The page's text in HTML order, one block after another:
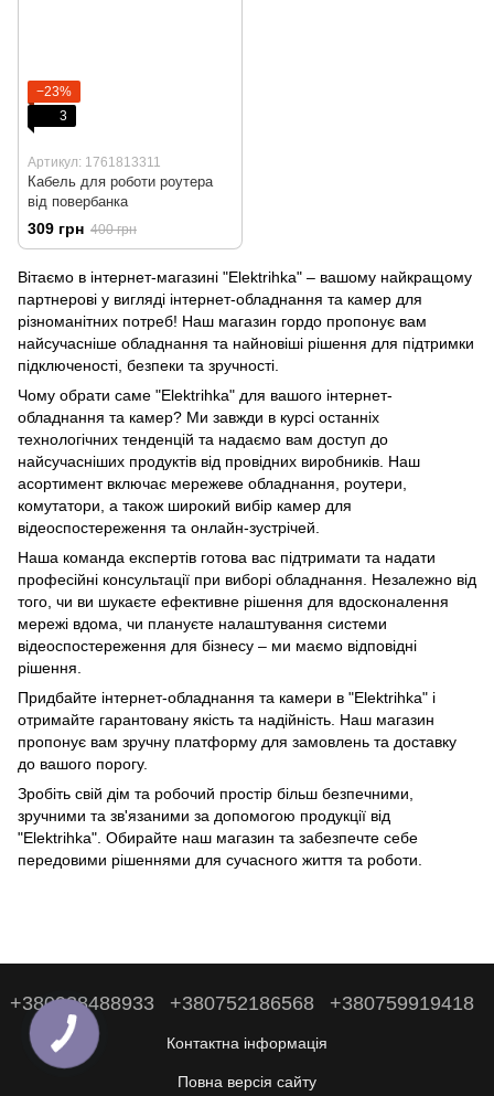
−23%
3
Артикул: 1761813311
Кабель для роботи роутера
від повербанка
309 грн 400 грн
Вітаємо в інтернет-магазині "Elektrihka" – вашому найкращому
партнерові у вигляді інтернет-обладнання та камер для
різноманітних потреб! Наш магазин гордо пропонує вам
найсучасніше обладнання та найновіші рішення для підтримки
підключеності, безпеки та зручності.
Чому обрати саме "Elektrihka" для вашого інтернет-
обладнання та камер? Ми завжди в курсі останніх
технологічних тенденцій та надаємо вам доступ до
найсучасніших продуктів від провідних виробників. Наш
асортимент включає мережеве обладнання, роутери,
комутатори, а також широкий вибір камер для
відеоспостереження та онлайн-зустрічей.
Наша команда експертів готова вас підтримати та надати
професійні консультації при виборі обладнання. Незалежно від
того, чи ви шукаєте ефективне рішення для вдосконалення
мережі вдома, чи плануєте налаштування системи
відеоспостереження для бізнесу – ми маємо відповідні
рішення.
Придбайте інтернет-обладнання та камери в "Elektrihka" і
отримайте гарантовану якість та надійність. Наш магазин
пропонує вам зручну платформу для замовлень та доставку
до вашого порогу.
Зробіть свій дім та робочий простір більш безпечними,
зручними та зв'язаними за допомогою продукції від
"Elektrihka". Обирайте наш магазин та забезпечте себе
передовими рішеннями для сучасного життя та роботи.
+380938488933 +380752186568 +380759919418
Контактна інформація
Повна версія сайту